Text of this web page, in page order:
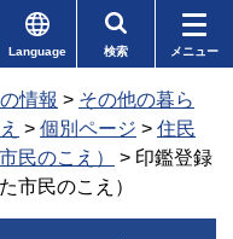
Language 検索 メニュー
情報 > その他の暮ら
> 個別ページ > 住民
民のこえ）
> 印鑑登録
市民のこえ）